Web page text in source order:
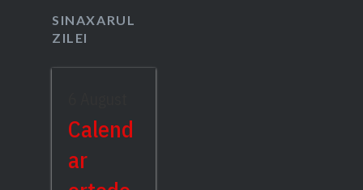
SINAXARUL
ZILEI
Calend
ar